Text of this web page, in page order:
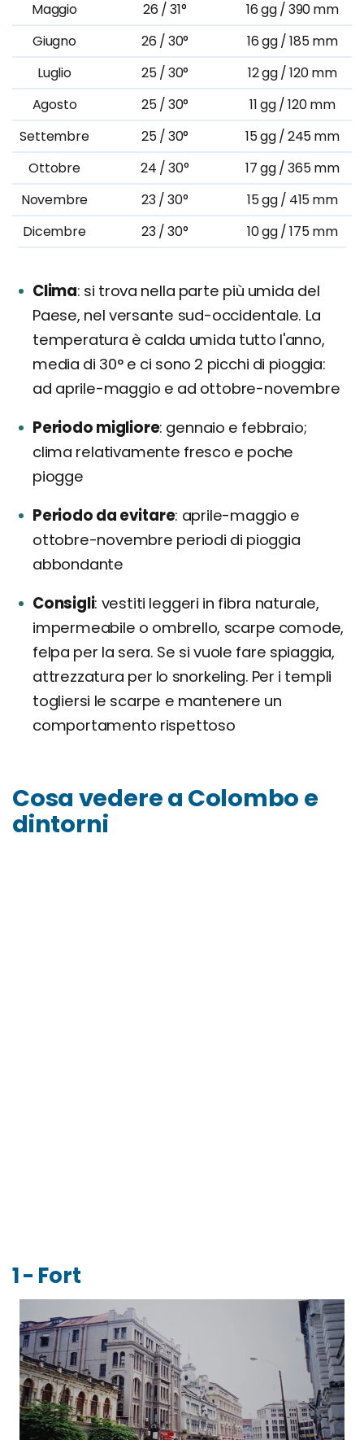
Maggio
26 / 31°
16 gg / 390 mm
Giugno
26 / 30°
16 gg / 185 mm
Luglio
25 / 30°
12 gg / 120 mm
Agosto
25 / 30°
11 gg / 120 mm
Settembre
25 / 30°
15 gg / 245 mm
Ottobre
24 / 30°
17 gg / 365 mm
Novembre
23 / 30°
15 gg / 415 mm
Dicembre
23 / 30° 10 gg / 175 mm
Clima si trova nella parte più umida del
Paese, nel versante sud-occidentale. La
temperatura è calda umida tutto l'anno,
media di 30° e ci sono 2 picchi di pioggia:
ad aprile-maggio e ad ottobre-novembre
Periodo migliore gennaio e febbraio;
clima relativamente fresco e poche
piogge
Periodo da evitare aprile-maggio e
ottobre-novembre periodi di pioggia
abbondante
Consigli vestiti leggeri in fibra naturale,
impermeabile o ombrello, scarpe comode,
felpa per la sera. Se si vuole fare spiaggia,
attrezzatura per lo snorkeling. Per i templi
togliersi le scarpe e mantenere un
comportamento rispettoso
Cosa vedere a Colombo e
dintorni
1 - Fort